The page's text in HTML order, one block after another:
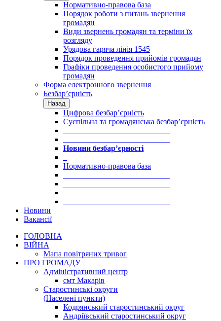
Нормативно-правова база
Порядок роботи з питань звернення
громадян
Види звернень громадян та терміни їх
розгляду
Урядова гаряча лінія 1545
Порядок проведення прийомів громадян
Графіки проведення особистого прийому
громадян
Форма електронного звернення
Безбар’єрність
Назад
Цифрова безбар’єрність
Суспільна та громадянська безбар’єрність
Новини безбар’єрності
Нормативно-правова база
Новини
Вакансії
ГОЛОВНА
ВІЙНА
Мапа повітряних тривог
ПРО ГРОМАДУ
Aдміністративний центр
смт Макарів
Старостинські округи
(Населені пункти)
Кодрянський старостинський округ
Андріївський старостинський округ